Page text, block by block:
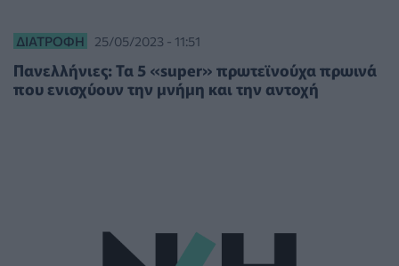
ΔΙΑΤΡΟΦΉ 25/05/2023 - 11:51
Πανελλήνιες: Τα 5 «super» πρωτεϊνούχα πρωινά
που ενισχύουν την μνήμη και την αντοχή